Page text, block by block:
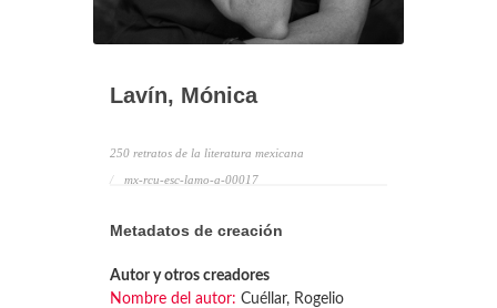
Lavín, Mónica
250 retratos de la literatura mexicana
mx-rcu-esc-lamo-a-00017
Metadatos de creación
Autor y otros creadores
Nombre del autor: Cuéllar, Rogelio